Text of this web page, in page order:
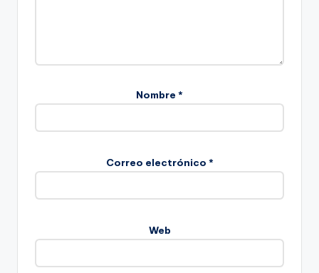
Nombre *
Correo electrónico *
Web